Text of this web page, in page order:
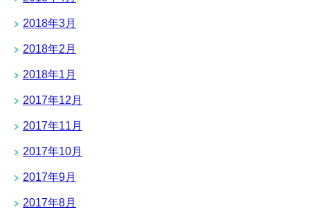
2018年3月
2018年2月
2018年1月
2017年12月
2017年11月
2017年10月
2017年9月
2017年8月